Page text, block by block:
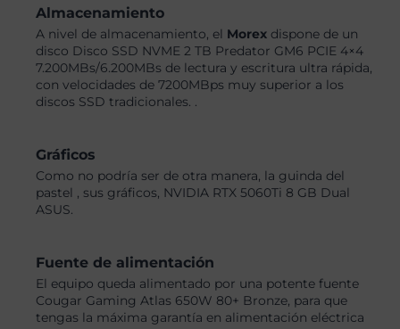
Almacenamiento
A nivel de almacenamiento, el Morex dispone de un
disco Disco SSD NVME 2 TB Predator GM6 PCIE 4×4
7.200MBs/6.200MBs de lectura y escritura ultra rápida,
con velocidades de 7200MBps muy superior a los
discos SSD tradicionales. .
Gráficos
Como no podría ser de otra manera, la guinda del
pastel , sus gráficos, NVIDIA RTX 5060Ti 8 GB Dual
ASUS.
Fuente de alimentación
El equipo queda alimentado por una potente fuente
Cougar Gaming Atlas 650W 80+ Bronze, para que
tengas la máxima garantía en alimentación eléctrica